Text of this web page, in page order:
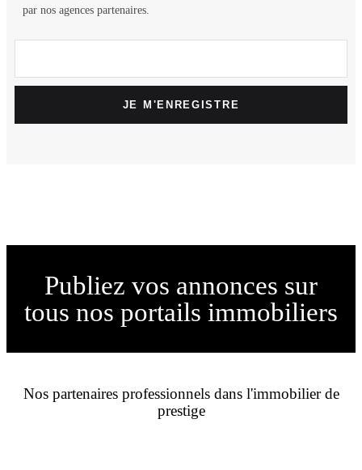
par nos agences partenaires.
JE M'ENREGISTRE
Publiez vos annonces sur
tous nos portails immobiliers
Nos partenaires professionnels dans l'immobilier de
prestige